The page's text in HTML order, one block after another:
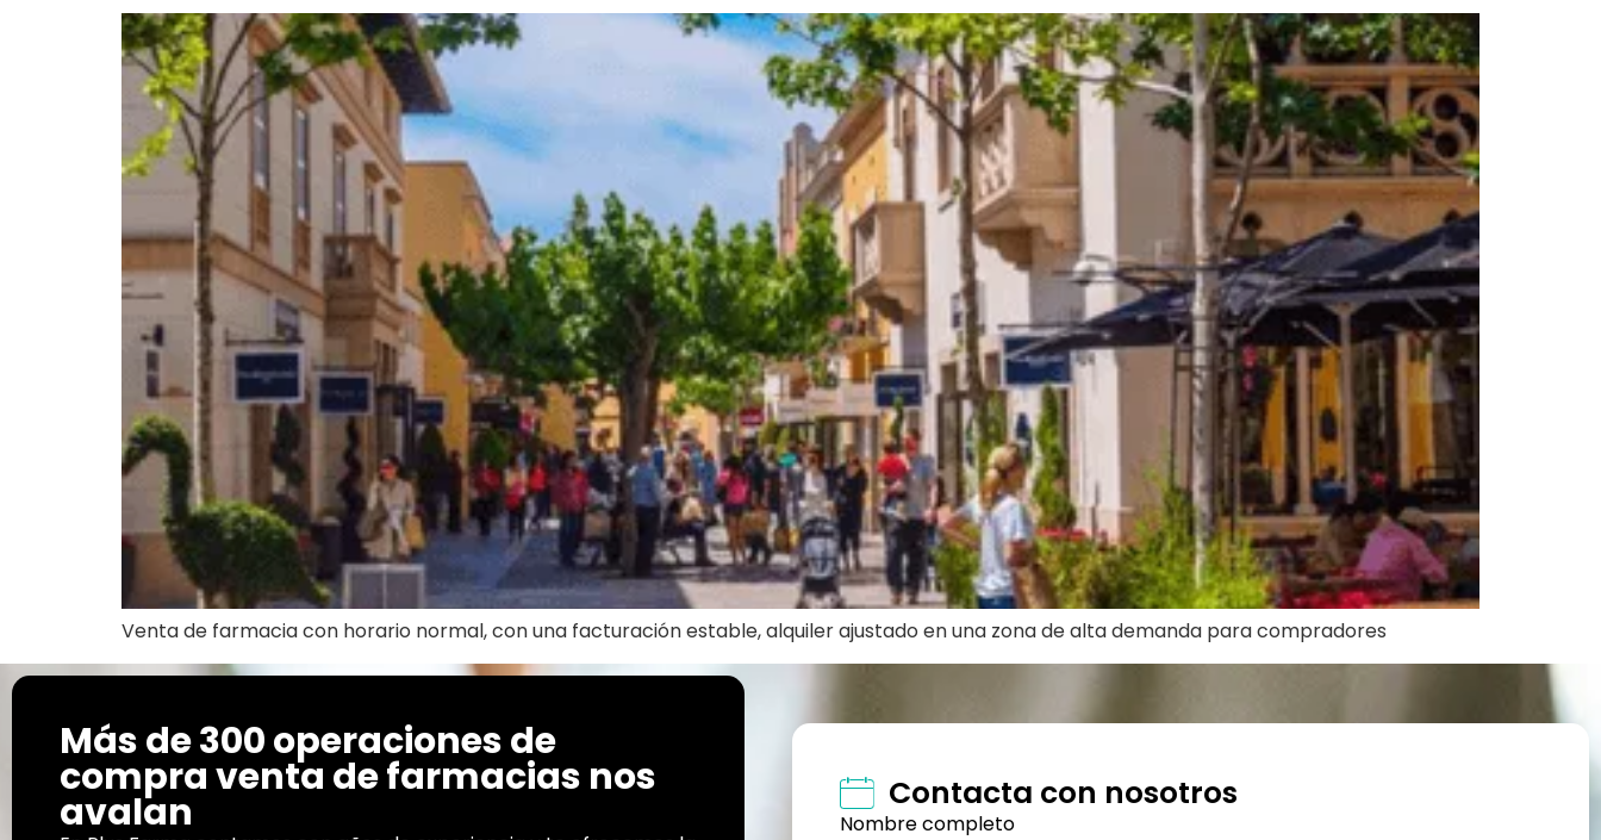
Venta de farmacia con horario normal, con una facturación estable, alquiler ajustado en una zona de alta demanda para compradores
Más de 300 operaciones de
compra venta de farmacias nos
avalan Contacta con nosotros
Nombre completo